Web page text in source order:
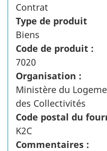
Contrat
Type de produit
Biens
Code de produit :
7020
Organisation :
Ministère du
des Collectivités
Code postal du
K2C
Commentaires :